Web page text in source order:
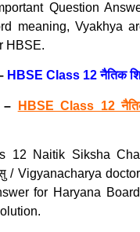
Question
meaning, Vyakhya
HBSE.
HBSE Class 12 नैतिक
–
HBSE Class 12
12 Naitik Siksha
/ Vigyanacharya
for Haryana Board